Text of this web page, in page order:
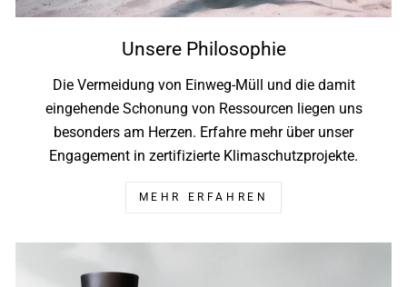
Unsere Philosophie
Die Vermeidung von Einweg-Müll und die damit
eingehende Schonung von Ressourcen liegen uns
besonders am Herzen. Erfahre mehr über unser
Engagement in zertifizierte Klimaschutzprojekte.
MEHR ERFAHREN